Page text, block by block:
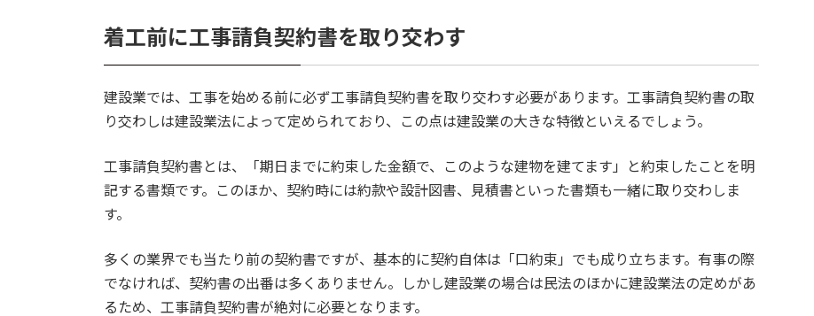
着工前に工事請負契約書を取り交わす
建設業では、工事を始める前に必ず工事請負契約書を取り交わす必要があります。工事請負契約書の取
り交わしは建設業法によって定められており、この点は建設業の大きな特徴といえるでしょう。
工事請負契約書とは、「期日までに約束した金額で、このような建物を建てます」と約束したことを明
記する書類です。このほか、契約時には約款や設計図書、見積書といった書類も一緒に取り交わしま
す。
多くの業界でも当たり前の契約書ですが、基本的に契約自体は「口約束」でも成り立ちます。有事の際
でなければ、契約書の出番は多くありません。しかし建設業の場合は民法のほかに建設業法の定めがあ
るため、工事請負契約書が絶対に必要となります。